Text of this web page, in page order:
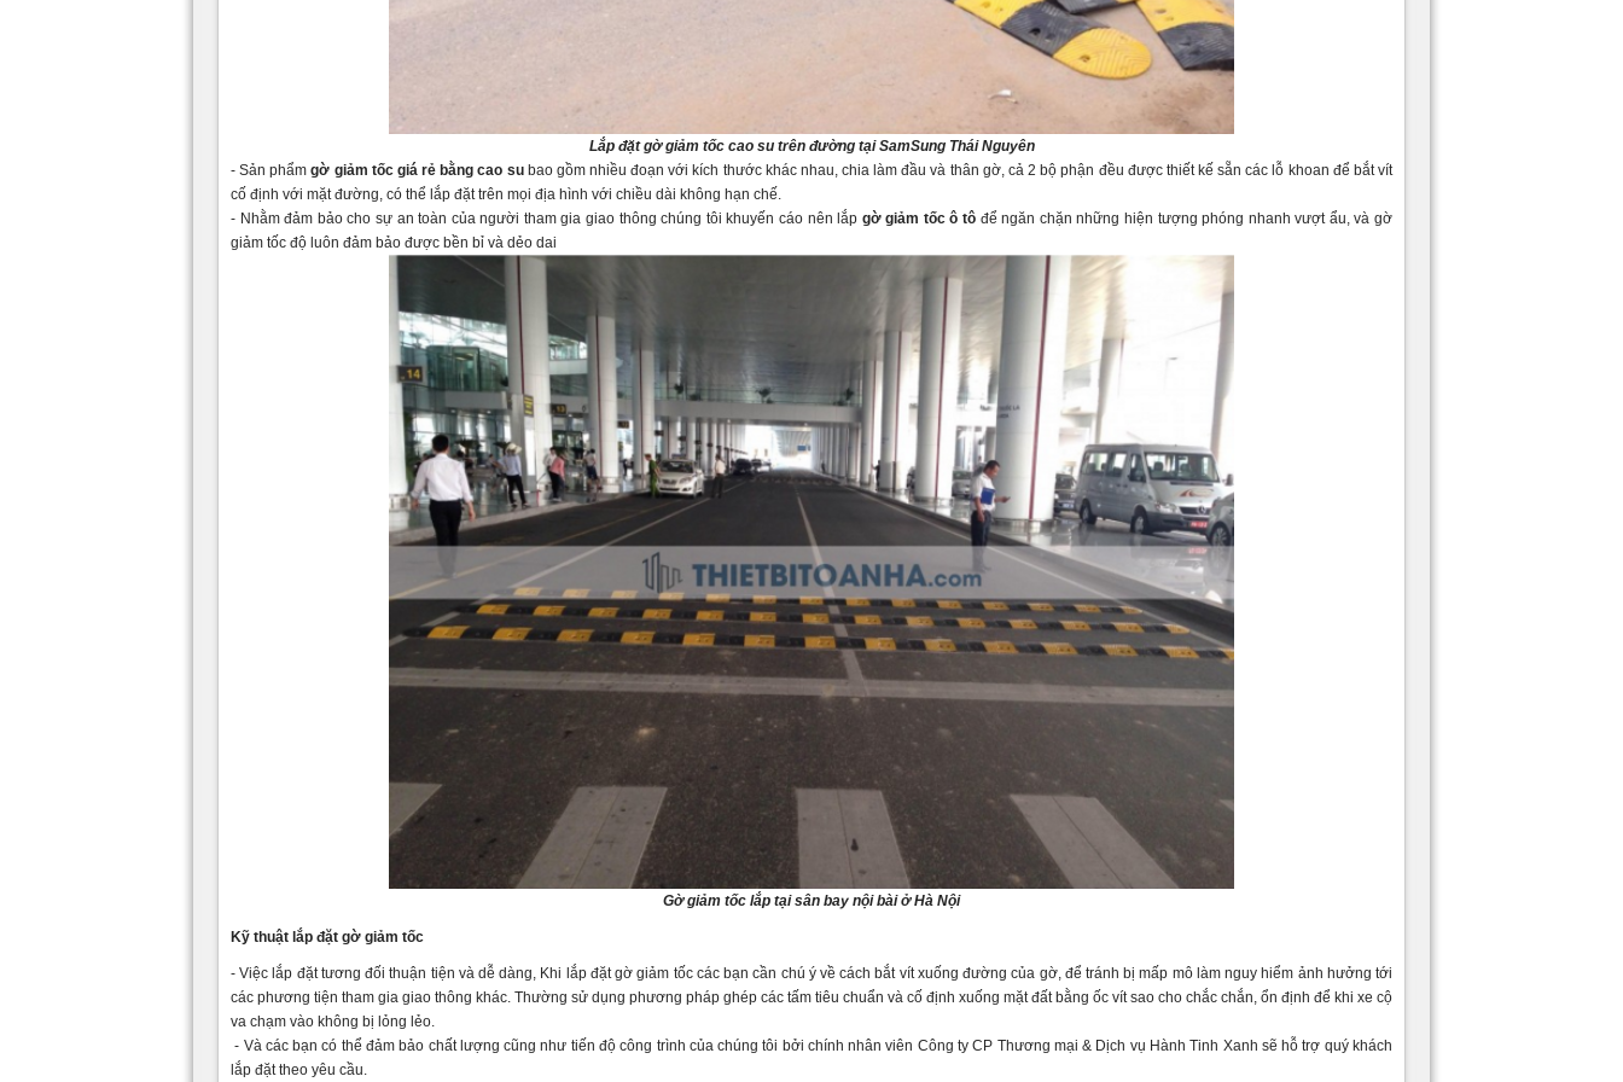
Lắp đặt gờ giảm tốc cao su trên đường tại SamSung Thái Nguyên
- Sản phẩmgờ giảm tốc giá rẻ bằng cao subao gồm nhiều đoạn với kích thước khác nhau, chia làm đầu và thân gờ, cả 2 bộ phận đều được thiết kế sẵn các lỗ khoan để bắt vít
cố định với mặt đường, có thể lắp đặt trên mọi địa hình với chiều dài không hạn chế.
- Nhằm đảm bảo cho sự an toàn của người tham gia giao thông chúng tôi khuyến cáo nên lắp gờ giảm tốc ô tô để ngăn chặn những hiện tượng phóng nhanh vượt ẩu, và gờ
giảm tốc độ luôn đảm bảo được bền bỉ và dẻo dai
Gờ giảm tốc lắp tại sân bay nội bài ở Hà Nội
Kỹ thuật lắp đặt gờ giảm tốc
- Việc lắp đặt tương đối thuận tiện và dễ dàng, Khi lắp đặt gờ giảm tốc các bạn cần chú ý về cách bắt vít xuống đường của gờ, để tránh bị mấp mô làm nguy hiểm ảnh hưởng tới
các phương tiện tham gia giao thông khác. Thường sử dụng phương pháp ghép các tấm tiêu chuẩn và cố định xuống mặt đất bằng ốc vít sao cho chắc chắn, ổn định để khi xe cộ
va chạm vào không bị lỏng lẻo.
- Và các bạn có thể đảm bảo chất lượng cũng như tiến độ công trình của chúng tôi bởi chính nhân viên Công ty CP Thương mại & Dịch vụ Hành Tinh Xanh sẽ hỗ trợ quý khách
lắp đặt theo yêu cầu.